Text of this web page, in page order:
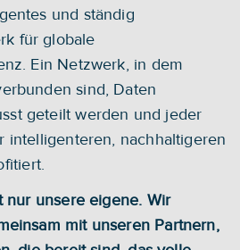
und ständig
für globale
Ein Netzwerk, in dem
sind, Daten
geteilt werden und jeder
nur unsere eigene. Wir
mit unseren Partnern,